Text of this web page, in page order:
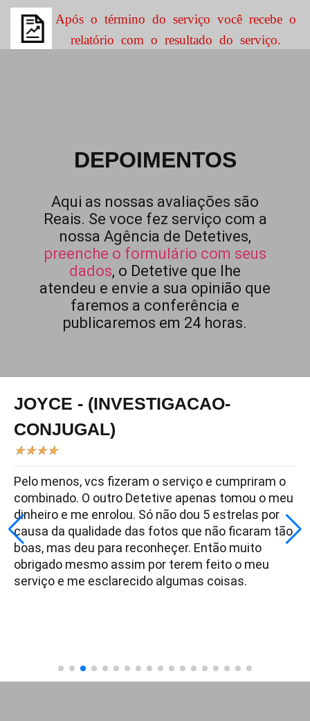
Após o término do serviço você recebe o
relatório com o resultado do serviço.
DEPOIMENTOS
Aqui as nossas avaliações são
Reais. Se voce fez serviço com a
nossa Agência de Detetives,
preenche o formulário com seus
dados, o Detetive que lhe
atendeu e envie a sua opinião que
faremos a conferência e
publicaremos em 24 horas.
JOYCE - (INVESTIGACAO-
CONJUGAL)
★★★★
Pelo menos, vcs fizeram o serviço e cumpriram o
combinado. O outro Detetive apenas tomou o meu
dinheiro e me enrolou. Só não dou 5 estrelas por
causa da qualidade das fotos que não ficaram tão
boas, mas deu para reconheçer. Então muito
obrigado mesmo assim por terem feito o meu
serviço e me esclarecido algumas coisas.